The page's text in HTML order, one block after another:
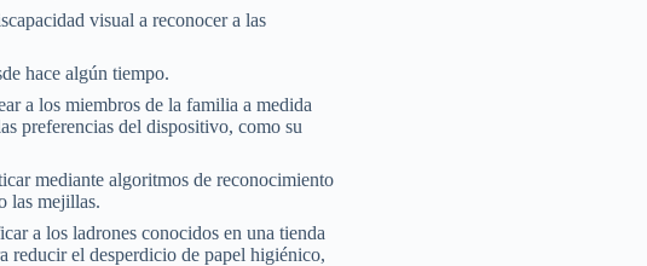
visual a reconocer a las
hace algún tiempo.
a los miembros de la familia a medida
preferencias del dispositivo, como su
mediante algoritmos de reconocimiento
las mejillas.
a los ladrones conocidos en una tienda
reducir el desperdicio de papel higiénico,